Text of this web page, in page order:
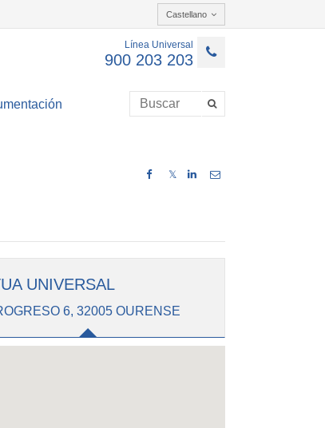
Castellano
Línea Universal
900 203 203
𝕏
UNIVERSAL
6, 32005 OURENSE